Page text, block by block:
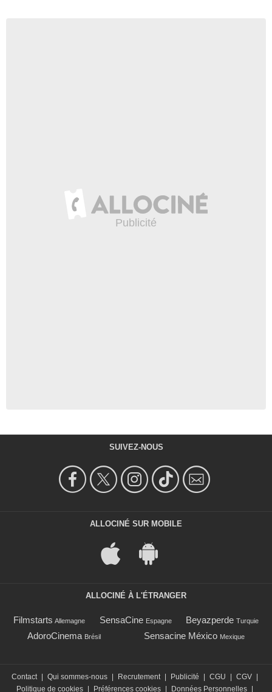
SUIVEZ-NOUS
ALLOCINÉ SUR MOBILE
ALLOCINÉ À L'ÉTRANGER
Filmstarts Allemagne SensaCine Espagne Beyazperde Turquie
AdoroCinema Brésil Sensacine México Mexique
Contact Qui sommes-nous Recrutement Publicité CGU CGV
Politique de cookies
Préférences cookies Données Personnelles